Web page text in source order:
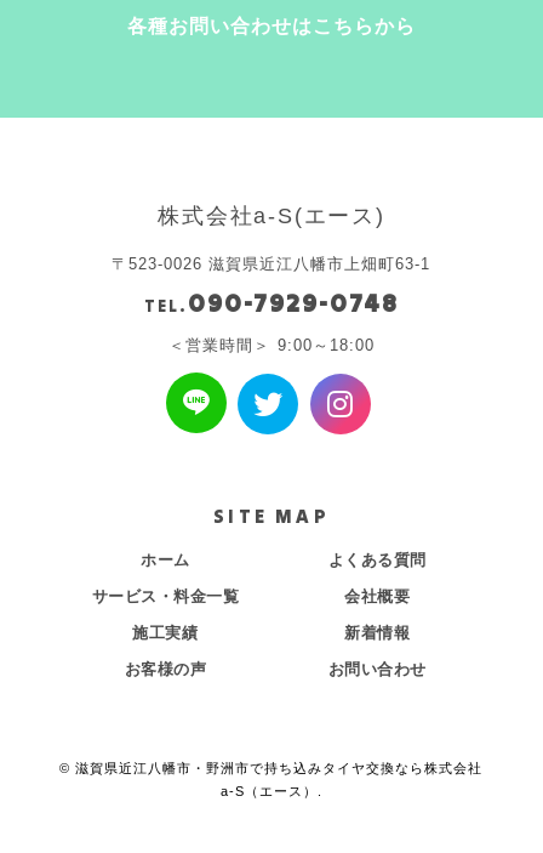
各種お問い合わせはこちらから
株式会社a-S(エース)
〒523-0026 滋賀県近江八幡市上畑町63-1
TEL. 090-7929-0748
営業時間 9:00～18:00
SITE MAP
ホーム
サービス・料金一覧
施工実績
お客様の声
よくある質問
会社概要
新着情報
お問い合わせ
© 滋賀県近江八幡市・野洲市で持ち込みタイヤ交換なら株式会社
a-S（エース）.